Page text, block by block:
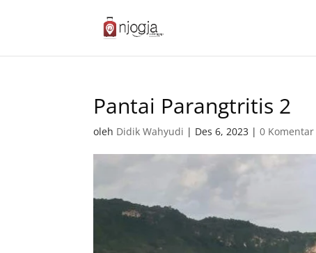
Pantai Parangtritis 2
oleh Didik Wahyudi | Des 6, 2023 |0 Komentar